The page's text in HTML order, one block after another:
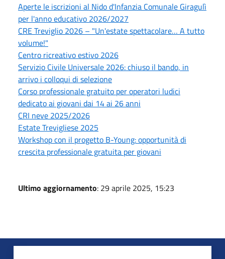
Aperte le iscrizioni al Nido d'Infanzia Comunale Giragulì
per l'anno educativo 2026/2027
CRE Treviglio 2026 – "Un'estate spettacolare… A tutto
volume!"
Centro ricreativo estivo 2026
Servizio Civile Universale 2026: chiuso il bando, in
arrivo i colloqui di selezione
Corso professionale gratuito per operatori ludici
dedicato ai giovani dai 14 ai 26 anni
CRI neve 2025/2026
Estate Trevigliese 2025
Workshop con il progetto B-Young: opportunità di
crescita professionale gratuita per giovani
Ultimo aggiornamento: 29 aprile 2025, 15:23